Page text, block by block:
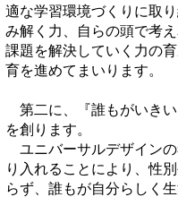
適な学習環境づくりに取
み解く力、自らの頭で考
課題を解決していく力の
育を進めてまいります。
第二に、『誰もがいきい
を創ります。
ユニバーサルデザイン
り入れることにより、性
らず、誰もが自分らしく